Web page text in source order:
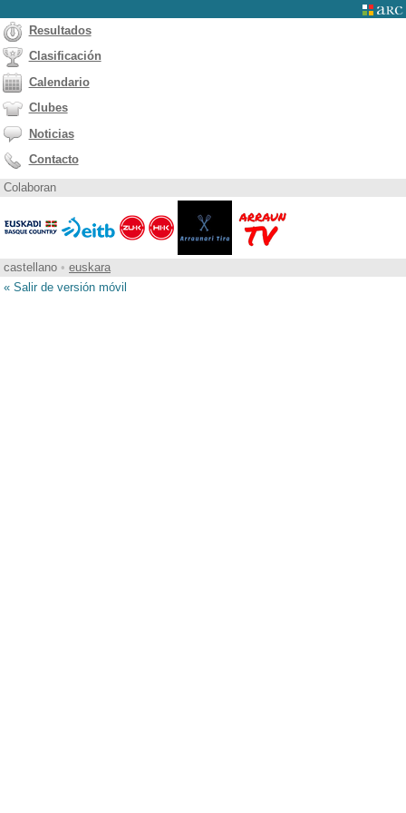
Resultados
Clasificación
Calendario
Clubes
Noticias
Contacto
Colaboran
castellano • euskara
« Salir de versión móvil